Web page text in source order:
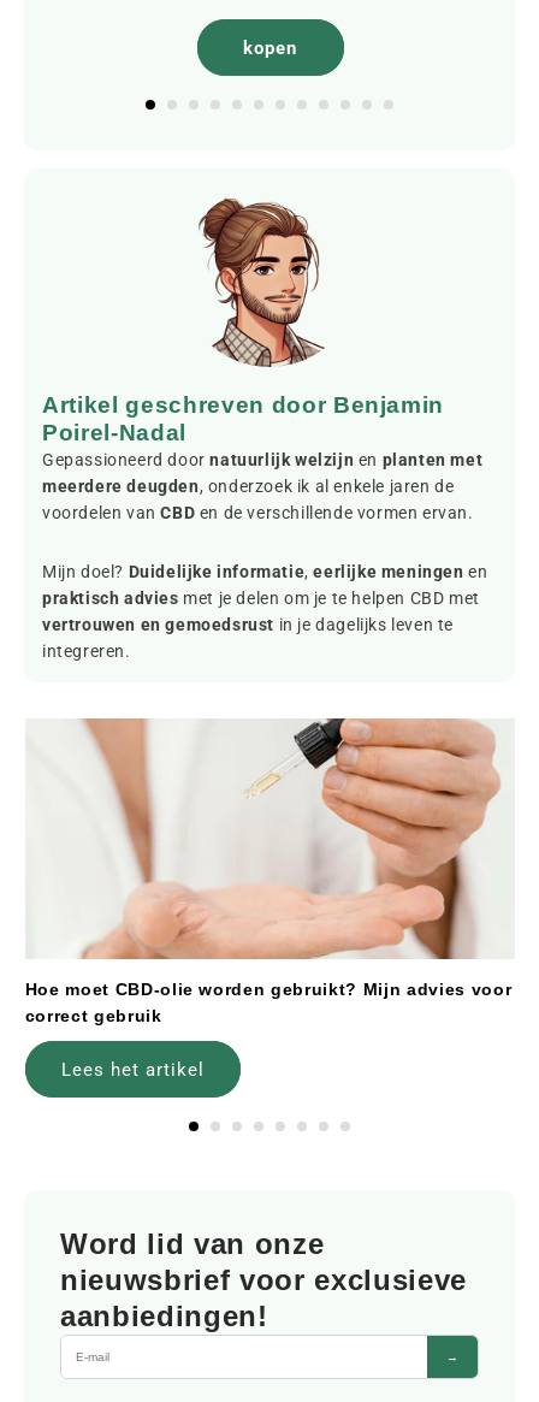
kopen
Artikel geschreven door Benjamin
Poirel-Nadal
Gepassioneerd doornatuurlijk welzijn en planten met
meerdere deugden, onderzoek ik al enkele jaren de
voordelen vanCBD en de verschillende vormen ervan.
Mijn doel? Duidelijke informatie,eerlijke meningen en
praktisch advies met je delen om je te helpen CBD met
vertrouwen en gemoedsrust in je dagelijks leven te
integreren.
Hoe moet CBD-olie worden gebruikt? Mijn advies voor
correct gebruik
Lees het artikel
Word lid van onze
nieuwsbrief voor exclusieve
aanbiedingen!
→